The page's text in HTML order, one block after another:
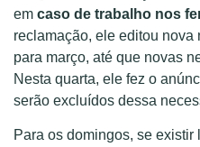
em caso de trabalho nos
reclamação, ele editou nova
para março, até que novas
Nesta quarta, ele fez o
serão excluídos dessa
Para os domingos, se